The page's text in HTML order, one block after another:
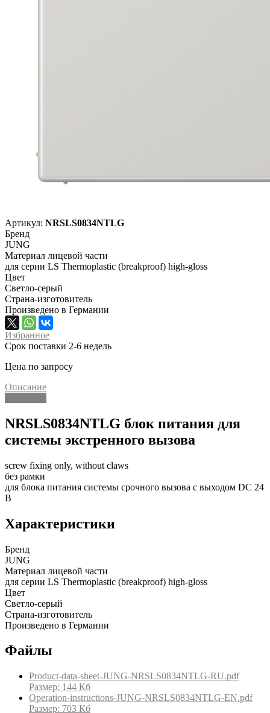
Артикул: NRSLS0834NTLG
Бренд
JUNG
Материал лицевой части
для серии LS Thermoplastic (breakproof) high-gloss
Цвет
Светло-серый
Страна-изготовитель
Произведено в Германии
Избранное
Срок поставки 2-6 недель
Цена по запросу
Описание
NRSLS0834NTLG блок питания для
системы экстренного вызова
screw fixing only, without claws
без рамки
для блока питания системы срочного вызова с выходом DC 24
В
Характеристики
Бренд
JUNG
Материал лицевой части
для серии LS Thermoplastic (breakproof) high-gloss
Цвет
Светло-серый
Страна-изготовитель
Произведено в Германии
Файлы
Product-data-sheet-JUNG-NRSLS0834NTLG-RU.pdf
Размер: 144 Кб
Operation-instructions-JUNG-NRSLS0834NTLG-EN.pdf
Размер: 703 Кб